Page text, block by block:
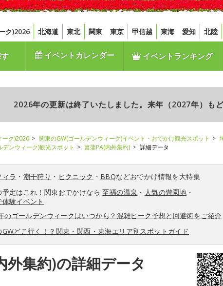
ク)2026 北海道 東北 関東 東京 甲信越 東海 愛知 北陸
イベントカレンダー イベントランキング
2026年の更新は終了いたしました。来年（2027年）も
ーク)2026 関東のGW(ゴールデンウィーク)イベント・おでかけ観光スポット
ンウィーク)観光スポット
菖蒲PA(内外集約) 詳細データ
ラ ・ 潮干狩り ・ ピクニック ・ BBQなどおでかけ情報を大特集
予定はこれ！関東おでかけなら至福の温泉 ・ 人気の遊園地 ・
験イベント
のゴールデンウィークはいつから？混雑ピーク予想と回避術をご紹介
GWどこ行く！？関東・関西・東海エリア別スポットガイド
外集約)の詳細データ